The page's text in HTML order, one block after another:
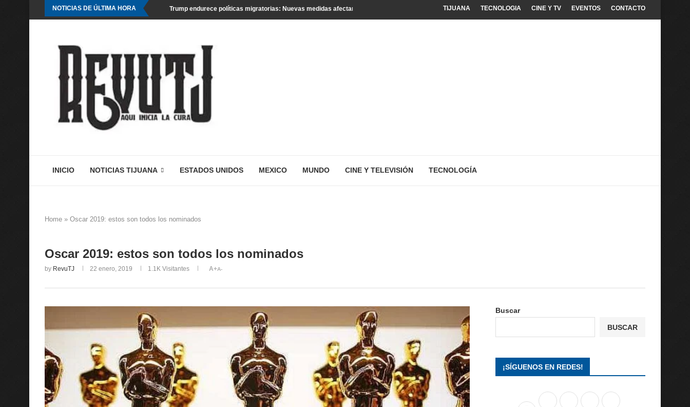
NOTICIAS DE ÚLTIMA HORA Trump endurece políticas migratorias: Nuevas medidas afectan a turistas y residentes legalesTIJUANA TECNOLOGIA CINE Y TV EVENTOS CONTACTO
INICIO NOTICIAS TIJUANA ESTADOS UNIDOS MEXICO MUNDO CINE Y TELEVISIÓN TECNOLOGÍA
Home » Oscar 2019: estos son todos los nominados
Oscar 2019: estos son todos los nominados
by RevuTJ 22 enero, 2019 1.1K Visitantes A+A-
Buscar
BUSCAR
¡SÍGUENOS EN REDES!